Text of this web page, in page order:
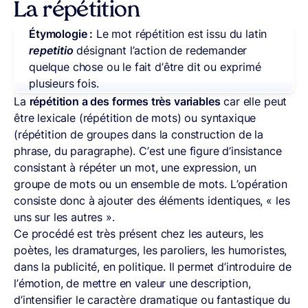
La répétition
Étymologie : Le mot répétition est issu du latin
repetitio désignant l’action de redemander
quelque chose ou le fait d’être dit ou exprimé
plusieurs fois.
La répétition a des formes très variablescar elle peut
être lexicale (répétition de mots) ou syntaxique
(répétition de groupes dans la construction de la
phrase, du paragraphe). C’est une figure d’insistance
consistant à répéter un mot, une expression, un
groupe de mots ou un ensemble de mots. L’opération
consiste donc à ajouter des éléments identiques, « les
uns sur les autres ».
Ce procédé est très présent chez les auteurs, les
poètes, les dramaturges, les paroliers, les humoristes,
dans la publicité, en politique. Il permet d’introduire de
l’émotion, de mettre en valeur une description,
d’intensifier le caractère dramatique ou fantastique du